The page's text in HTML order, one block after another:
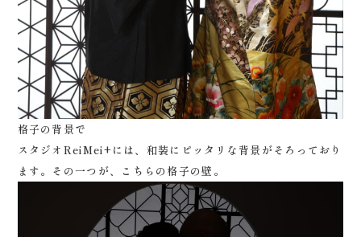
格子の背景で
スタジオReiMei+には、和装にピッタリな背景がそろっており
ます。その一つが、こちらの格子の壁。